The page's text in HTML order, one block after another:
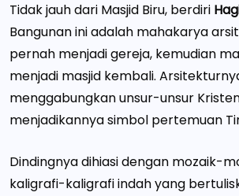
Tidak jauh dari Masjid Biru, berdiri
Bangunan ini adalah mahakarya
pernah menjadi gereja, kemudian
menjadi masjid kembali.
menggabungkan unsur-unsur
menjadikannya simbol pertemuan
Dindingnya dihiasi dengan mozaik-
kaligrafi-kaligrafi indah yang